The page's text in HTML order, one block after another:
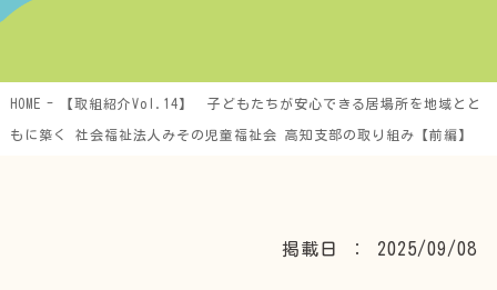
HOME 【取組紹介Vol.14】 子どもたちが安心できる居場所を地域とと
もに築く 社会福祉法人みその児童福祉会 高知支部の取り組み【前編】
掲載日 ： 2025/09/08